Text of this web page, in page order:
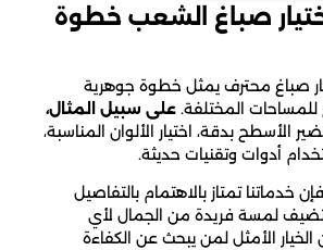
صباغ الشعب خطوة
صباغ محترف يمثل خطوة جوهرية
المختلفة. على سبيل المثال،
الأسطح بدقة، اختيار الألوان المناسبة،
أدوات وتقنيات حديثة.
فإن خدماتنا تمتاز بالاهتمام بالتفاصيل
لمسة فريدة من الجمال لأي
الخيار الأمثل لمن يبحث عن الكفاءة